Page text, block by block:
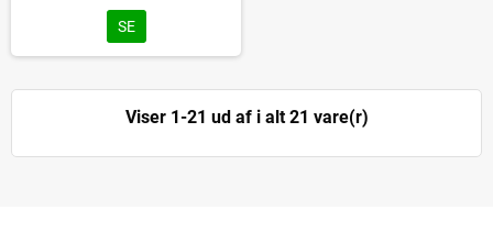
SE
Viser 1-21 ud af i alt 21 vare(r)